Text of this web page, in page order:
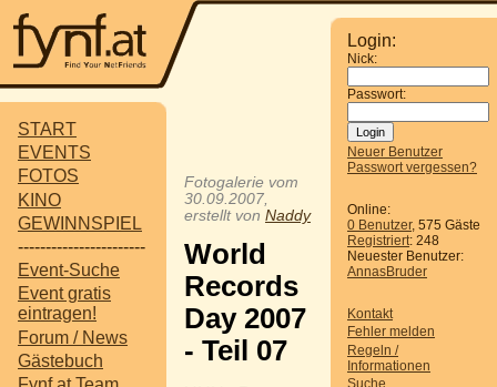
START
EVENTS
FOTOS
KINO
GEWINNSPIEL
-----------------------
Event-Suche
Event gratis
eintragen!
Forum / News
Gästebuch
Login:
Nick:
Passwort:
Neuer Benutzer
Passwort vergessen?
Online:
0 Benutzer, 575 Gäste
Registriert: 248
Neuester Benutzer:
AnnasBruder
Kontakt
Fehler melden
Regeln /
Informationen
Suche
Fotogalerie vom
30.09.2007,
erstellt von Naddy
World
Records
Day 2007
- Teil 07